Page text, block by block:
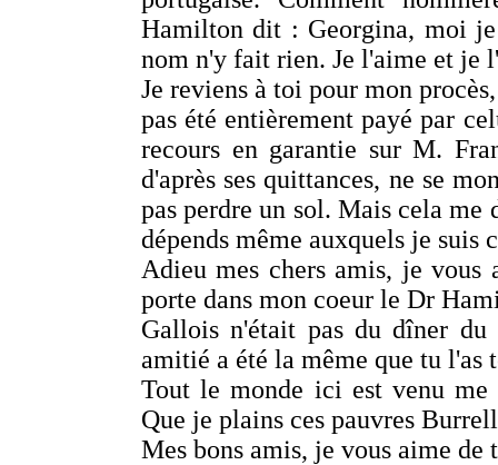
Hamilton dit : Georgina, moi
nom n'y fait rien. Je l'aime et je
Je reviens à toi pour mon
pas été entièrement payé par
recours en garantie sur M.
d'après ses quittances, ne se
pas perdre un sol. Mais cela me
dépends même auxquels je
Adieu mes chers amis, je vous
porte dans mon coeur le Dr
Gallois n'était pas du dîner
amitié a été la même que tu l'as
Tout le monde ici est venu
Que je plains ces pauvres
Mes bons amis, je vous aime de